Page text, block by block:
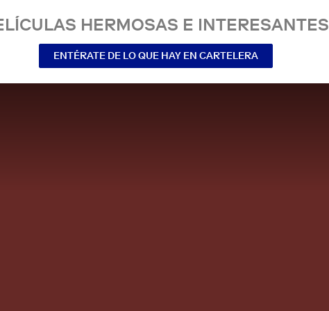
HERMOSAS E INTERESANTES
ENTÉRATE DE LO QUE HAY EN CARTELERA